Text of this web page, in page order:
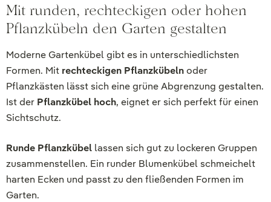
Mit runden, rechteckigen oder hohen
Pflanzkübeln den Garten gestalten
Moderne Gartenkübel gibt es in unterschiedlichsten
Formen. Mit rechteckigen Pflanzkübelnoder
Pflanzkästen lässt sich eine grüne Abgrenzung gestalten.
Ist der Pflanzkübel hoch, eignet er sich perfekt für einen
Sichtschutz.
Runde Pflanzkübel lassen sich gut zu lockeren Gruppen
zusammenstellen. Ein runder Blumenkübel schmeichelt
harten Ecken und passt zu den fließenden Formen im
Garten.